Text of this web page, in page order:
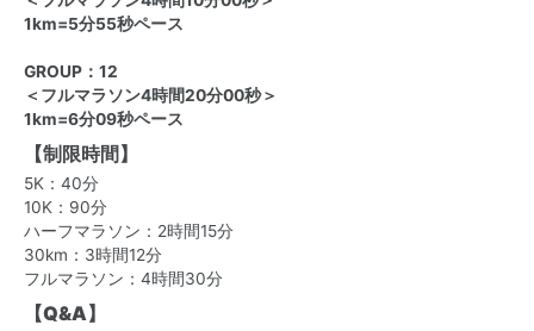
1km=5分55秒ペース
GROUP：12
＜フルマラソン4時間20分00秒＞
1km=6分09秒ペース
【制限時間】
5K：40分
10K：90分
ハーフマラソン：2時間15分
30km：3時間12分
フルマラソン：4時間30分
【Q&A】